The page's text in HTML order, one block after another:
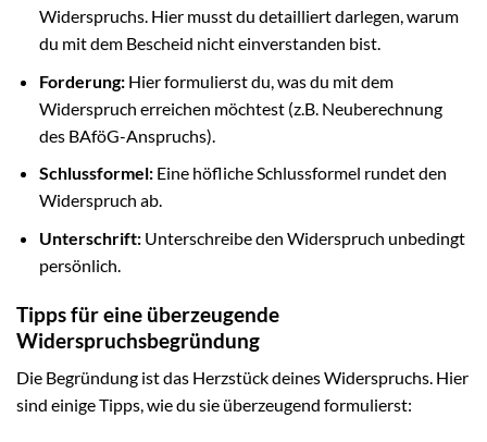
Widerspruchs. Hier musst du detailliert darlegen, warum
du mit dem Bescheid nicht einverstanden bist.
Forderung:Hier formulierst du, was du mit dem
Widerspruch erreichen möchtest (z.B. Neuberechnung
des BAföG-Anspruchs).
Schlussformel:Eine höfliche Schlussformel rundet den
Widerspruch ab.
Unterschrift:Unterschreibe den Widerspruch unbedingt
persönlich.
Tipps für eine überzeugende
Widerspruchsbegründung
Die Begründung ist das Herzstück deines Widerspruchs. Hier
sind einige Tipps, wie du sie überzeugend formulierst: